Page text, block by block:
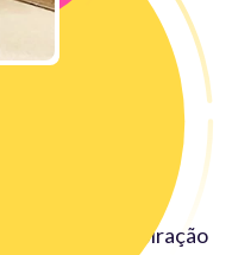
fonte de inspiração